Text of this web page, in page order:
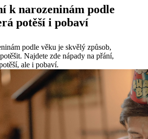
k narozeninám podle
potěší i pobaví
podle věku je skvělý způsob,
Najdete zde nápady na přání,
ale i pobaví.